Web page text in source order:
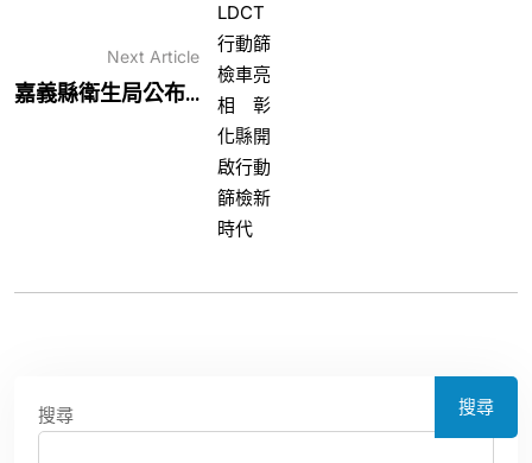
Next Article
嘉義縣衛生局公布...
搜尋 搜尋